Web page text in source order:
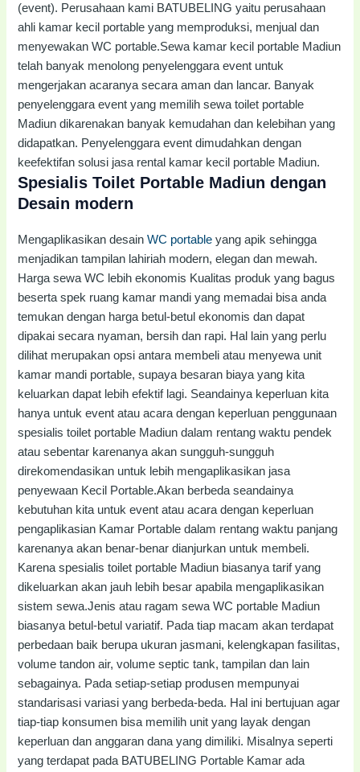
(event). Perusahaan kami BATUBELING yaitu perusahaan
ahli kamar kecil portable yang memproduksi, menjual dan
menyewakan WC portable.Sewa kamar kecil portable Madiun
telah banyak menolong penyelenggara event untuk
mengerjakan acaranya secara aman dan lancar. Banyak
penyelenggara event yang memilih sewa toilet portable
Madiun dikarenakan banyak kemudahan dan kelebihan yang
didapatkan. Penyelenggara event dimudahkan dengan
keefektifan solusi jasa rental kamar kecil portable Madiun.
Spesialis Toilet Portable Madiun dengan
Desain modern
Mengaplikasikan desainWC portable yang apik sehingga
menjadikan tampilan lahiriah modern, elegan dan mewah.
Harga sewa WC lebih ekonomis Kualitas produk yang bagus
beserta spek ruang kamar mandi yang memadai bisa anda
temukan dengan harga betul-betul ekonomis dan dapat
dipakai secara nyaman, bersih dan rapi. Hal lain yang perlu
dilihat merupakan opsi antara membeli atau menyewa unit
kamar mandi portable, supaya besaran biaya yang kita
keluarkan dapat lebih efektif lagi. Seandainya keperluan kita
hanya untuk event atau acara dengan keperluan penggunaan
spesialis toilet portable Madiun dalam rentang waktu pendek
atau sebentar karenanya akan sungguh-sungguh
direkomendasikan untuk lebih mengaplikasikan jasa
penyewaan Kecil Portable.Akan berbeda seandainya
kebutuhan kita untuk event atau acara dengan keperluan
pengaplikasian Kamar Portable dalam rentang waktu panjang
karenanya akan benar-benar dianjurkan untuk membeli.
Karena spesialis toilet portable Madiun biasanya tarif yang
dikeluarkan akan jauh lebih besar apabila mengaplikasikan
sistem sewa.Jenis atau ragam sewa WC portable Madiun
biasanya betul-betul variatif. Pada tiap macam akan terdapat
perbedaan baik berupa ukuran jasmani, kelengkapan fasilitas,
volume tandon air, volume septic tank, tampilan dan lain
sebagainya. Pada setiap-setiap produsen mempunyai
standarisasi variasi yang berbeda-beda. Hal ini bertujuan agar
tiap-tiap konsumen bisa memilih unit yang layak dengan
keperluan dan anggaran dana yang dimiliki. Misalnya seperti
yang terdapat pada BATUBELING Portable Kamar ada